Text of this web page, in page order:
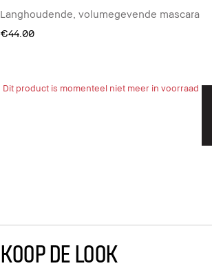
Langhoudende, volumegevende mascara
€44.00
Dit product is momenteel niet meer in voorraad
KOOP DE LOOK